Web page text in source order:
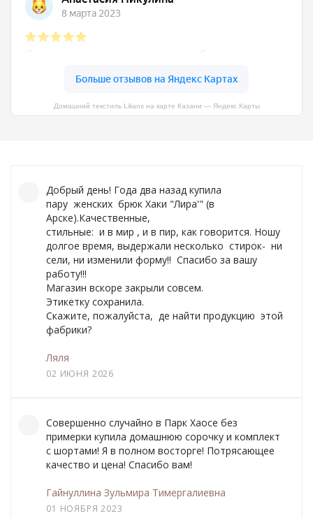
Джемпер на молнии
ОПЛАТА И ДОСТАВКА
РАСПРОДАЖА
КОНТАКТЫ
ОТЗЫВЫ
Домашний текстиль Lilians на карте Казани — Яндекс Карты
Добрый день! Года два назад купила
пару женских брюк Хаки "Лира'" (в
Арске).Качественные,
стильные: и в мир , и в пир, как говорится. Ношу
долгое время, выдержали несколько стирок- ни
сели, ни изменили форму!! Спасибо за вашу
работу!!!
Магазин вскоре закрыли совсем.
Этикетку сохранила.
Скажите, пожалуйста, де найти продукцию этой
фабрики?
Ляля
02 ИЮНЯ 2026
Совершенно случайно в Парк Хаосе без
примерки купила домашнюю сорочку и комплект
с шортами! Я в полном восторге! Потрясающее
качество и цена! Спасибо вам!
Гайнуллина Зульмира Тимергалиевна
01 НОЯБРЯ 2023